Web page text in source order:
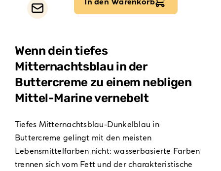
Wenn dein tiefes
Mitternachtsblau in der
Buttercreme zu einem nebligen
Mittel-Marine vernebelt
Tiefes Mitternachtsblau-Dunkelblau in
Buttercreme gelingt mit den meisten
Lebensmittelfarben nicht: wasserbasierte Farben
trennen sich vom Fett und der charakteristische